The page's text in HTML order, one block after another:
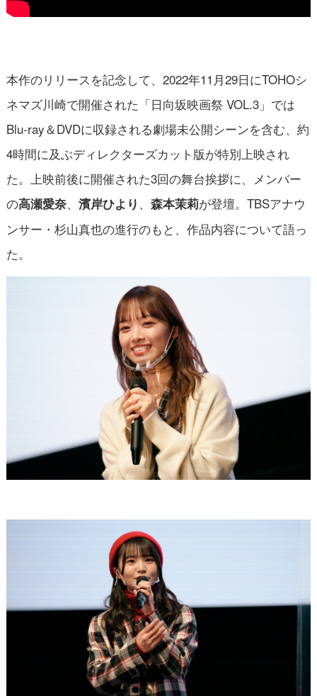
本作のリリースを記念して、2022年11月29日にTOHOシ
ネマズ川崎で開催された「日向坂映画祭 VOL.3」では
Blu-ray＆DVDに収録される劇場未公開シーンを含む、約
4時間に及ぶディレクターズカット版が特別上映され
た。上映前後に開催された3回の舞台挨拶に、メンバー
の高瀬愛奈、 濱岸ひより 、 森本茉莉が登壇。TBSアナウ
ンサー・杉山真也の進行のもと、作品内容について語っ
た。